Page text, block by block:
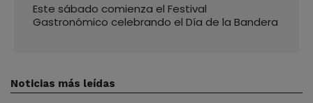
Este sábado comienza el Festival
Gastronómico celebrando el Día de la Bandera
Noticias más leídas